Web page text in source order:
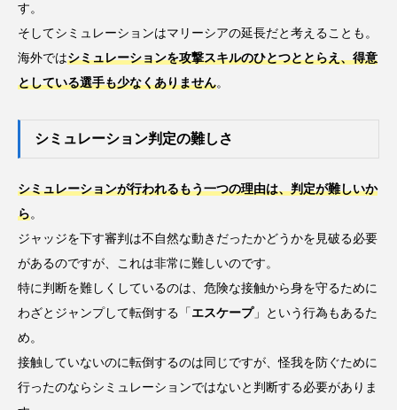
す。
そしてシミュレーションはマリーシアの延長だと考えることも。
海外ではシミュレーションを攻撃スキルのひとつととらえ、得意
としている選手も少なくありません。
シミュレーション判定の難しさ
シミュレーションが行われるもう一つの理由は、判定が難しいか
ら。
ジャッジを下す審判は不自然な動きだったかどうかを見破る必要
があるのですが、これは非常に難しいのです。
特に判断を難しくしているのは、危険な接触から身を守るために
わざとジャンプして転倒する「エスケープ」という行為もあるた
め。
接触していないのに転倒するのは同じですが、怪我を防ぐために
行ったのならシミュレーションではないと判断する必要がありま